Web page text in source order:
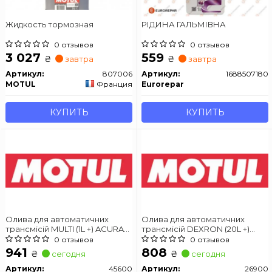
Жидкость тормозная
0 отзывов
3 027 ₴ завтра
Артикул:
807006
MOTUL
Франция
КУПИТЬ
РІДИНА ГАЛЬМІВНА
0 отзывов
559 ₴ завтра
Артикул:
1688507180
Eurorepar
КУПИТЬ
Олива для автоматичних
трансмісій MULTI (1L +) ACURA
ATF Z1 ALLISON C4 ALLISON
TES-295 AUDI G 052 025 AUDI G
052 162 AUDI G 052 533 AUDI G
052 990 AUDI G 055 005 AUDI G
0 отзывов
941 ₴ сегодня
Артикул:
45600
Олива для автоматичних
трансмісій DEXRON (20L +)
ALLISON C4 CATERPILLAR TO-2
DEXRON III G FORD MERCON
MAN 339 F MB 236.5 MB 236.9
VOITH H55.6335.32 ZF TE-ML
0 отзывов
808 ₴ сегодня
Артикул:
26900